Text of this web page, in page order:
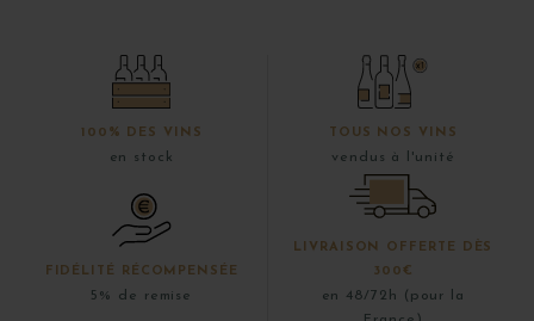
100% DES VINS
en stock
TOUS NOS VINS
vendus à l'unité
FIDÉLITÉ RÉCOMPENSÉE
5% de remise
LIVRAISON OFFERTE DÈS
300€
en 48/72h (pour la